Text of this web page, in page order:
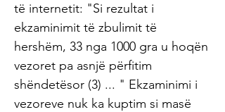
të internetit: "Si rezultat i
ekzaminimit të zbulimit të
hershëm, 33 nga 1000 gra u hoqën
vezoret pa asnjë përfitim
shëndetësor (3) ... " Ekzaminimi i
vezoreve nuk ka kuptim si masë